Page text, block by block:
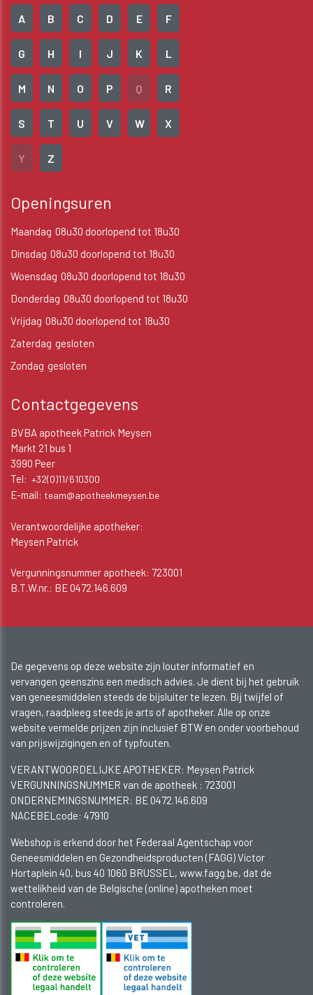
A B C D E F
G H I J K L
M N O P Q R
S T U V W X
Y Z
Openingsuren
Maandag 08u30 doorlopend tot 18u30
Dinsdag 08u30 doorlopend tot 18u30
Woensdag 08u30 doorlopend tot 18u30
Donderdag 08u30 doorlopend tot 18u30
Vrijdag 08u30 doorlopend tot 18u30
Zaterdag gesloten
Zondag gesloten
Contactgegevens
BVBA apotheek Patrick Meysen
Markt 21 bus 1
3990 Peer
Tel: +32(0)11/610300
E-mail: team@apotheekmeysen.be
Verantwoordelijke apotheker:
Meysen Patrick
Vergunningsnummer apotheek: 723001
B.T.W.nr.: BE 0472.146.609
De gegevens op deze website zijn louter informatief en
vervangen geenszins een medisch advies. Je dient bij het gebruik
van geneesmiddelen steeds de bijsluiter te lezen. Bij twijfel of
vragen, raadpleeg steeds je arts of apotheker. Alle op onze
website vermelde prijzen zijn inclusief BTW en onder voorbehoud
van prijswijzigingen en of typfouten.
VERANTWOORDELIJKE APOTHEKER: Meysen Patrick
VERGUNNINGSNUMMER van de apotheek : 723001
ONDERNEMINGSNUMMER: BE 0472.146.609
NACEBELcode: 47910
Webshop is erkend door het Federaal Agentschap voor
Geneesmiddelen en Gezondheidsproducten (FAGG) Victor
Hortaplein 40, bus 40 1060 BRUSSEL, www.fagg.be, dat de
wettelikheid van de Belgische (online) apotheken moet
controleren.